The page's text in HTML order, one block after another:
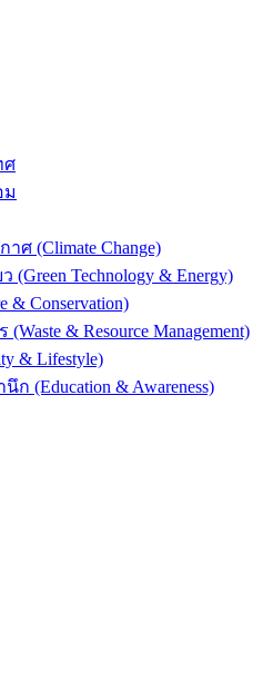
ศ
ม
(Climate Change)
Technology & Energy)
Conservation)
& Resource Management)
& Lifestyle)
(Education & Awareness)